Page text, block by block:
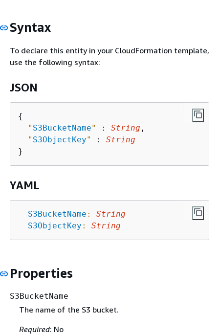
Syntax
To declare this entity in your CloudFormation template,
use the following syntax:
JSON
{
" S3BucketName" : String ,
" S3ObjectKey" : String
YAML
S3BucketName :
String
S3ObjectKey : String
Properties
S3BucketName
The name of the S3 bucket.
Required: No